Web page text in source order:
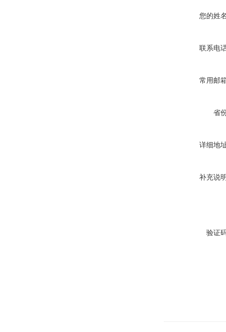
您的姓
联系电
常用邮
省
详细地
补充说
验证